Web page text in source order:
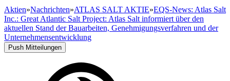
Aktien»Nachrichten»ATLAS SALT AKTIE»EQS-News: Atlas Salt
Inc.: Great Atlantic Salt Project: Atlas Salt informiert über den
aktuellen Stand der Bauarbeiten, Genehmigungsverfahren und der
Unternehmensentwicklung
Push Mitteilungen